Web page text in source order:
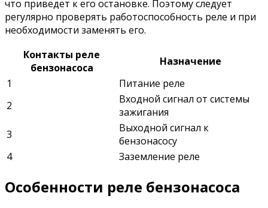
что приведет к его остановке. Поэтому следует
регулярно проверять работоспособность реле и при
необходимости заменять его.
Контакты реле
бензонасоса
Назначение
1
Питание реле
2
Входной сигнал от системы
зажигания
3
Выходной сигнал к
бензонасосу
4
Заземление реле
Особенности реле бензонасоса